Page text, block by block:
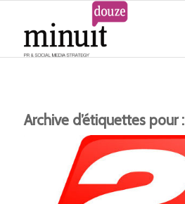
Archive d’étiquettes pour :